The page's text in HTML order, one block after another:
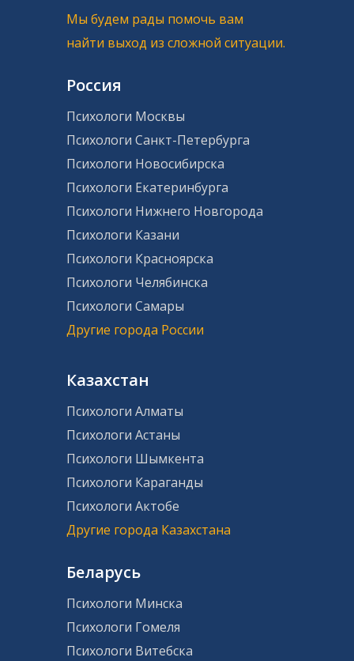
Мы будем рады помочь вам
найти выход из сложной ситуации.
Россия
Психологи Москвы
Психологи Санкт-Петербурга
Психологи Новосибирска
Психологи Екатеринбурга
Психологи Нижнего Новгорода
Психологи Казани
Психологи Красноярска
Психологи Челябинска
Психологи Самары
Другие города России
Казахстан
Психологи Алматы
Психологи Астаны
Психологи Шымкента
Психологи Караганды
Психологи Актобе
Другие города Казахстана
Беларусь
Психологи Минска
Психологи Гомеля
Психологи Витебска